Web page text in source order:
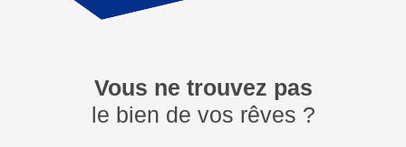
Vous ne trouvez pas
le bien de vos rêves ?